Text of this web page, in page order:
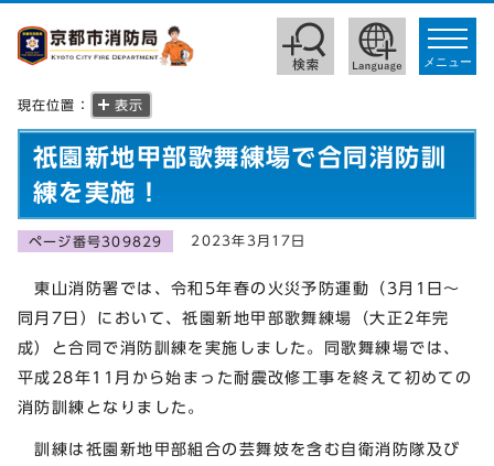
toggle
メニュー
現在位置： 表示
祇園新地甲部歌舞練場で合同消防訓
練を実施！
ページ番号309829 2023年3月17日
東山消防署では、令和5年春の火災予防運動（3月1日～
同月7日）において、祇園新地甲部歌舞練場（大正2年完
成）と合同で消防訓練を実施しました。同歌舞練場では、
平成28年11月から始まった耐震改修工事を終えて初めての
消防訓練となりました。
訓練は祇園新地甲部組合の芸舞妓を含む自衛消防隊及び